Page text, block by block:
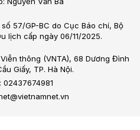
57/GP-BC do Cục Báo chí, Bộ
lịch cấp ngày 06/11/2025.
thông (VNTA), 68 Dương Đình
Giấy, TP. Hà Nội.
02437674981